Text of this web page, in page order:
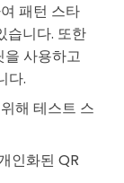
패턴 스타
습니다. 또한
사용하고
다.
해 테스트 스
인화된 QR